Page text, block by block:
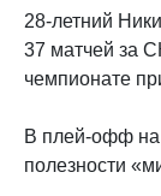
28-летний
37 матчей за
чемпионате
В плей-офф на
полезности